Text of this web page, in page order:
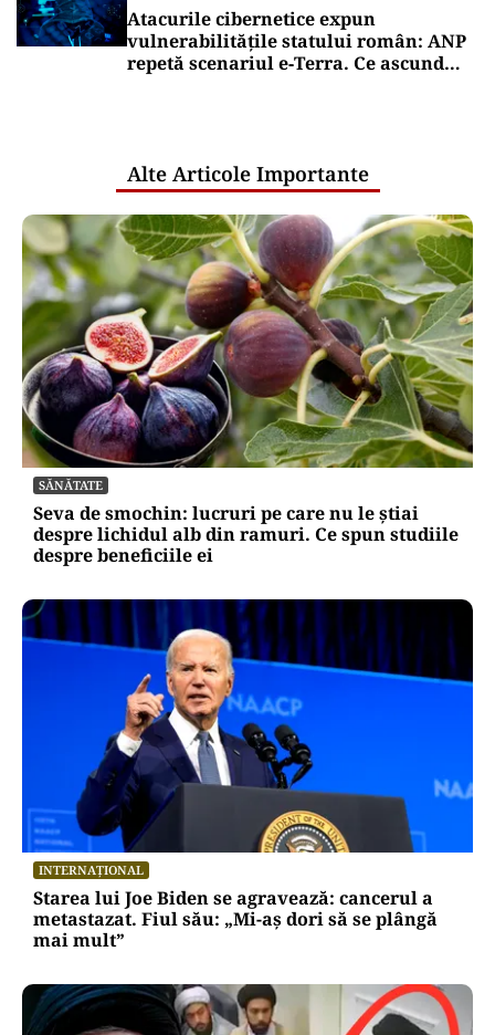
Atacurile cibernetice expun
vulnerabilitățile statului român: ANP
repetă scenariul e‑Terra. Ce ascund
Alte Articole Importante
SĂNĂTATE
Seva de smochin: lucruri pe care nu le știai
despre lichidul alb din ramuri. Ce spun studiile
despre beneficiile ei
INTERNAȚIONAL
Starea lui Joe Biden se agravează: cancerul a
metastazat. Fiul său: „Mi-aș dori să se plângă
mai mult”